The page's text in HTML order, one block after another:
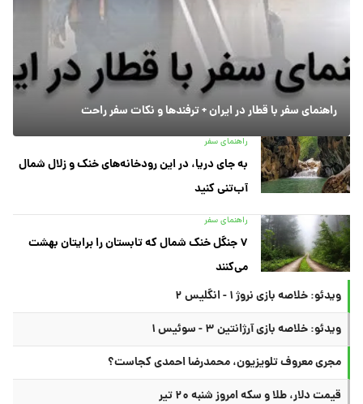
راهنمای سفر با قطار در ایران + ترفندها و نکات سفر راحت
راهنمای سفر
به جای دریا، در این رودخانه‌های خنک و زلال شمال
آب‌تنی کنید
راهنمای سفر
۷ جنگل خنک شمال که تابستان را برایتان بهشت
می‌کنند
ویدئو: خلاصه بازی نروژ ۱ - انگلیس ۲
ویدئو: خلاصه بازی آرژانتین ۳ - سوئیس ۱
مجری معروف تلویزیون، محمدرضا احمدی کجاست؟
قیمت دلار، طلا و سکه امروز شنبه ۲۰ تیر